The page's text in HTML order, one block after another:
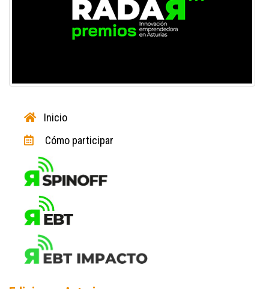
Inicio
Cómo participar